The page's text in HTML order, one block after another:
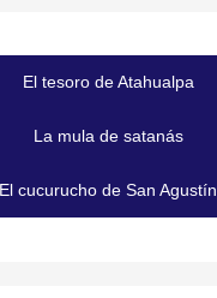
El tesoro de Atahualpa
La mula de satanás
El cucurucho de San Agustín